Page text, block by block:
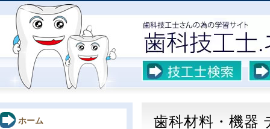
歯科材料・機器
ホーム